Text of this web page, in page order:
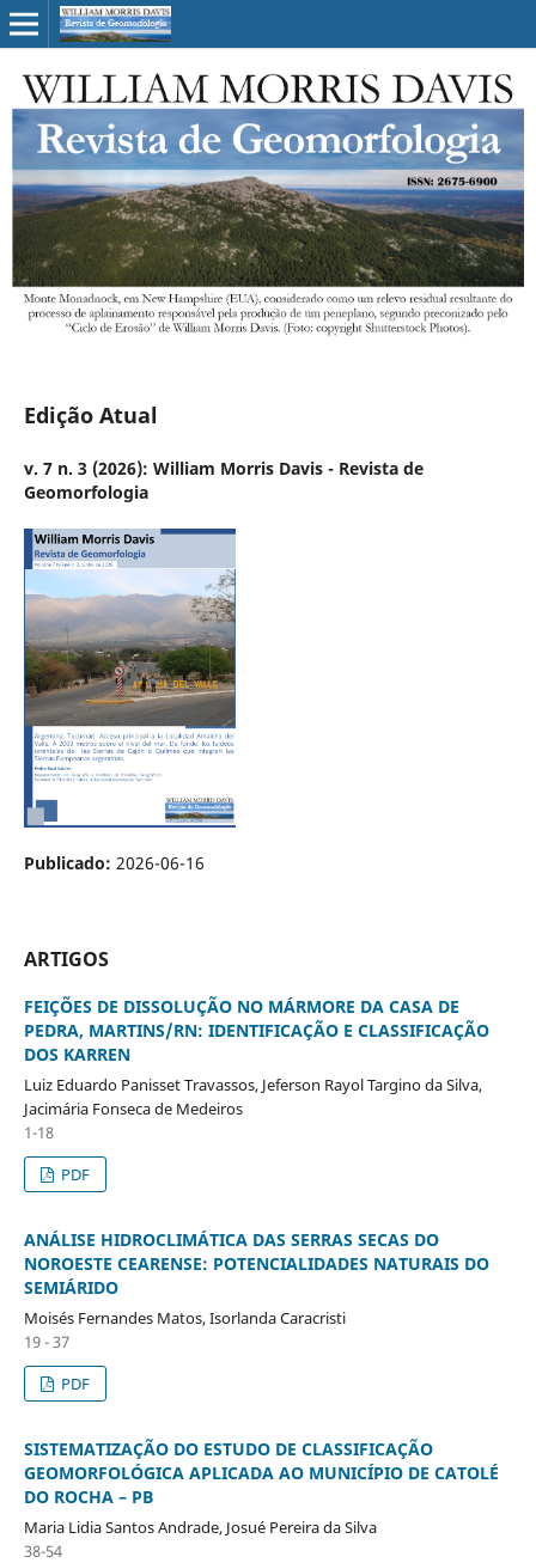
Edição Atual
v. 7 n. 3 (2026): William Morris Davis - Revista de
Geomorfologia
Publicado: 2026-06-16
ARTIGOS
FEIÇÕES DE DISSOLUÇÃO NO MÁRMORE DA CASA DE
PEDRA, MARTINS/RN: IDENTIFICAÇÃO E CLASSIFICAÇÃO
DOS KARREN
Luiz Eduardo Panisset Travassos, Jeferson Rayol Targino da Silva,
Jacimária Fonseca de Medeiros
1-18
PDF
ANÁLISE HIDROCLIMÁTICA DAS SERRAS SECAS DO
NOROESTE CEARENSE: POTENCIALIDADES NATURAIS DO
SEMIÁRIDO
Moisés Fernandes Matos, Isorlanda Caracristi
19 - 37
PDF
SISTEMATIZAÇÃO DO ESTUDO DE CLASSIFICAÇÃO
GEOMORFOLÓGICA APLICADA AO MUNICÍPIO DE CATOLÉ
DO ROCHA – PB
Maria Lidia Santos Andrade, Josué Pereira da Silva
38-54